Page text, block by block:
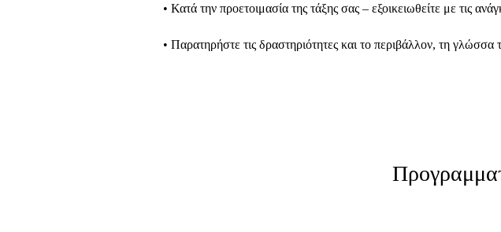
• Κατά την προετοιμασία της τάξης σας – εξοικειωθείτε με τις
• Παρατηρήστε τις δραστηριότητες και το περιβάλλον, τη